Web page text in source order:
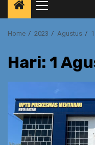
Primary
Menu
Home 2023 Agustus 1
Hari: 1